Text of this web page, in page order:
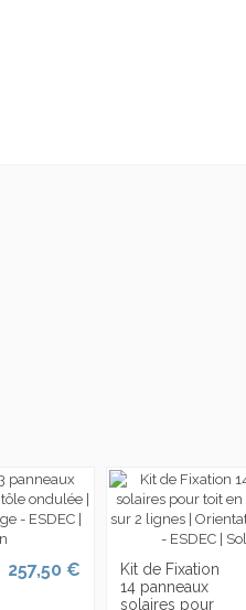
257,50 €
Kit de Fixation
14 panneaux
solaires pour